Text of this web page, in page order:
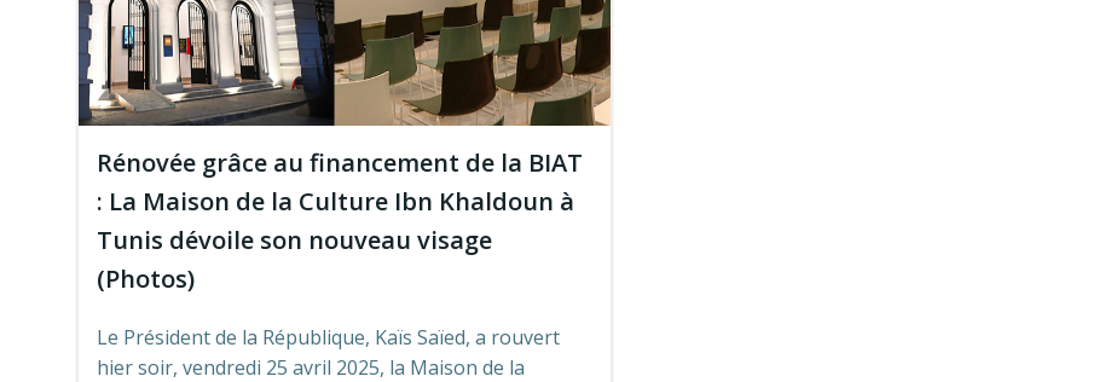
Rénovée grâce au financement de la BIAT
: La Maison de la Culture Ibn Khaldoun à
Tunis dévoile son nouveau visage
(Photos)
Le Président de la République, Kaïs Saïed, a rouvert
hier soir, vendredi 25 avril 2025, la Maison de la